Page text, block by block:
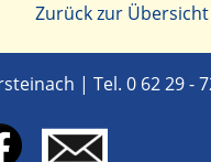
Zurück zur Übersicht
| Tel. 0 62 29 -